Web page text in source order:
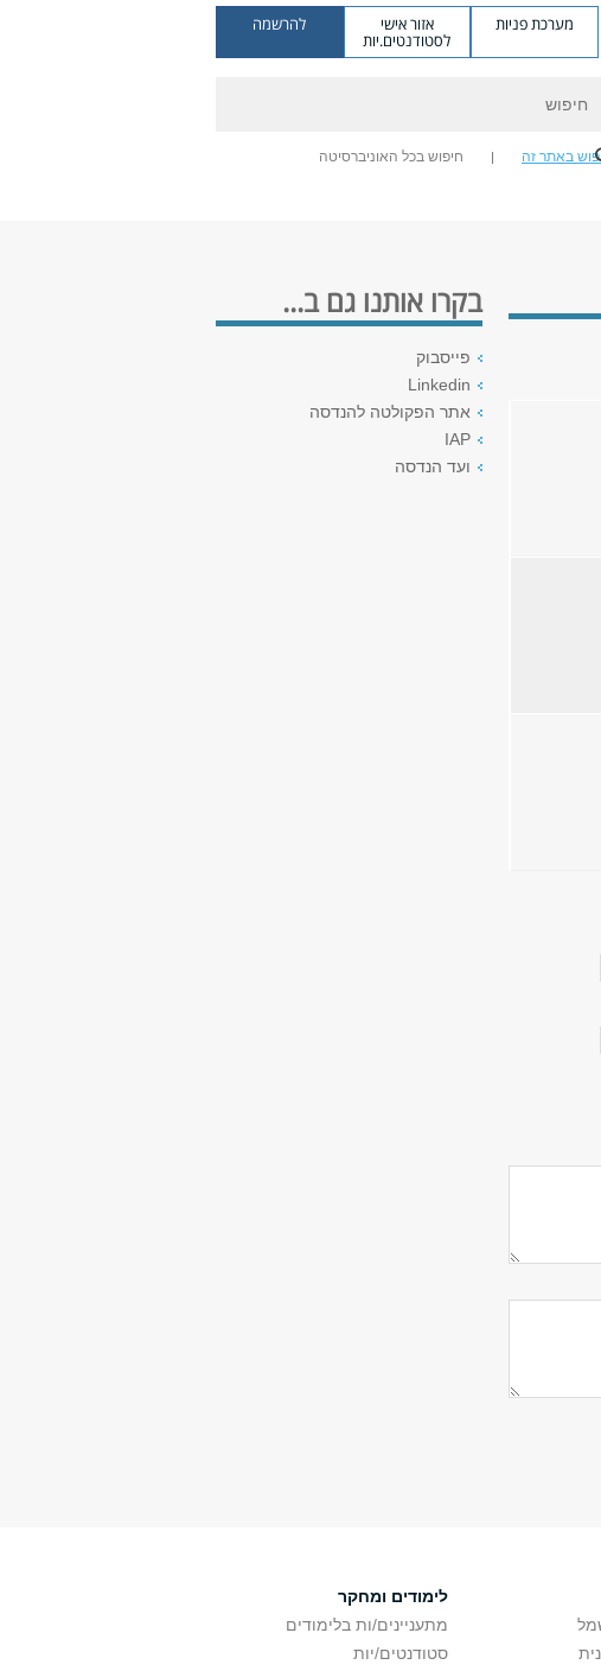
מערכת פניות אזור אישי
לסטודנטים.יות
להרשמה
באתר זה חיפוש בכל האוניברסיטה
בקרו אותנו גם ב...
פייסבוק
Linkedin
אתר הפקולטה להנדסה
IAP
ועד הנדסה
לימודים ומחקר
מתעניינים/ות בלימודים
סטודנטים/יות